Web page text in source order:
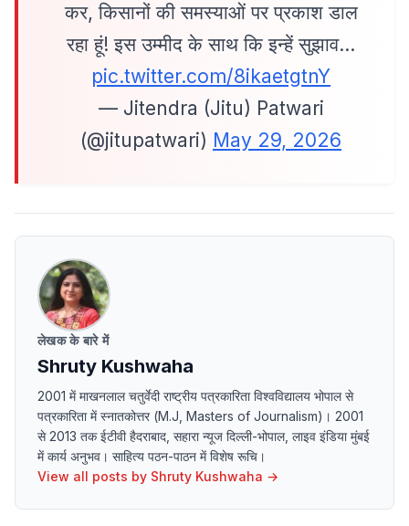
कर, किसानों की समस्याओं पर प्रकाश डाल
रहा हूं! इस उम्मीद के साथ कि इन्हें सुझाव…
pic.twitter.com/8ikaetgtnY
— Jitendra (Jitu) Patwari
(@jitupatwari) May 29, 2026
लेखक के बारे में
Shruty Kushwaha
2001 में माखनलाल चतुर्वेदी राष्ट्रीय पत्रकारिता विश्वविद्यालय भोपाल से
पत्रकारिता में स्नातकोत्तर (M.J, Masters of Journalism)। 2001
से 2013 तक ईटीवी हैदराबाद, सहारा न्यूज दिल्ली-भोपाल, लाइव इंडिया मुंबई
में कार्य अनुभव। साहित्य पठन-पाठन में विशेष रूचि।
View all posts by Shruty Kushwaha →